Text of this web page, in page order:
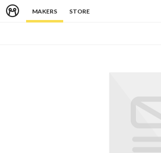
MAKERS STORE